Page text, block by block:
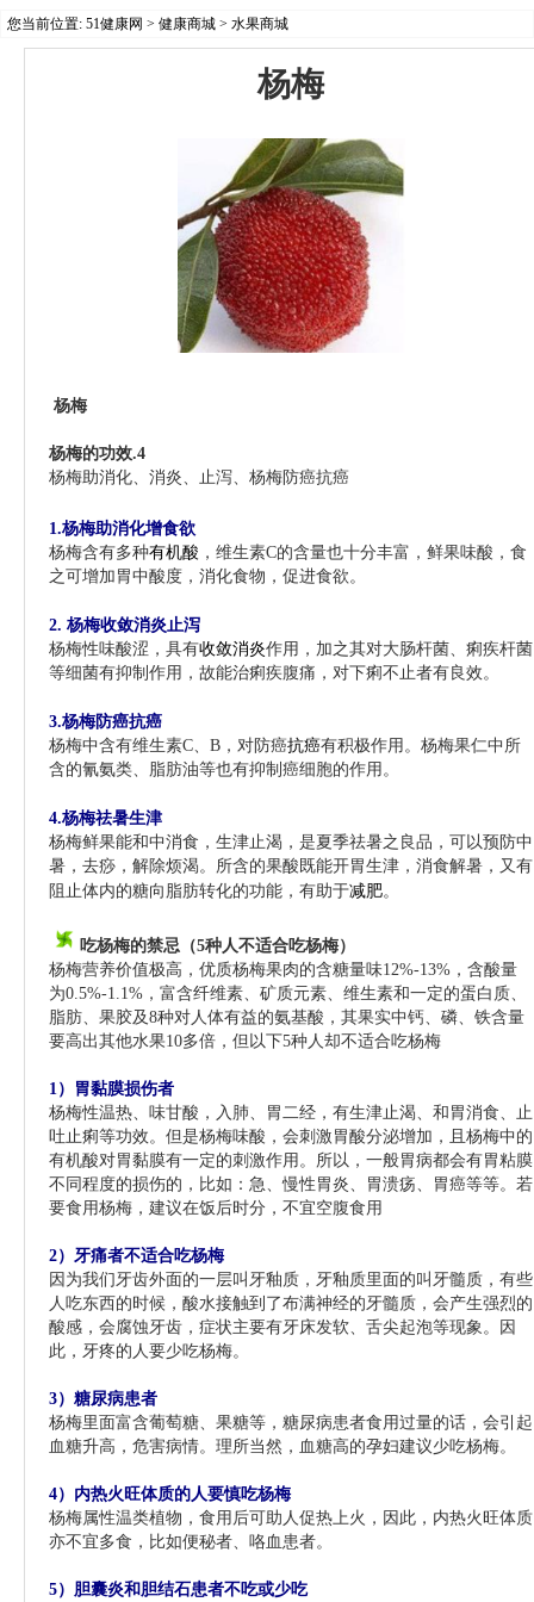
您当前位置: 51健康网 > 健康商城 > 水果商城
杨梅
杨梅
杨梅的功效.4
杨梅助消化、消炎、止泻、 杨梅防癌抗癌
1.杨梅助消化增食欲
杨梅含有多种有机酸 ，维生素C的含量也十分丰富，鲜果味酸，食
之可增加胃中酸度，消化食物，促进食欲。
2. 杨梅收敛消炎止泻
杨梅性味酸涩，具有收敛消炎作用，加之其对大肠杆菌、痢疾杆菌
等细菌有抑制作用，故能治痢疾腹痛，对下痢不止者有良效。
3.杨梅防癌抗癌
杨梅中含有维生素C、B，对防癌抗癌有积极作用。杨梅果仁中所
含的氰氨类、脂肪油等也有抑制癌细胞的作用。
4.杨梅祛暑生津
杨梅鲜果能和中消食，生津止渴，是夏季祛暑之良品，可以预防中
暑，去痧，解除烦渴。所含的果酸既能开胃生津，消食解暑，又有
阻止体内的糖向脂肪转化的功能，有助于减肥。
吃杨梅的禁忌（5种人不适合吃杨梅）
杨梅营养价值极高，优质杨梅果肉的含糖量味12%-13%，含酸量
为0.5%-1.1%，富含纤维素、矿质元素、维生素和一定的蛋白质、
脂肪、果胶及8种对人体有益的氨基酸，其果实中钙、磷、铁含量
要高出其他水果10多倍，但以下5种人却不适合吃杨梅
1）胃黏膜损伤者
杨梅性温热、味甘酸，入肺、胃二经，有生津止渴、和胃消食、止
吐止痢等功效。但是杨梅味酸，会刺激胃酸分泌增加，且杨梅中的
有机酸对胃黏膜有一定的刺激作用。所以，一般胃病都会有胃粘膜
不同程度的损伤的，比如：急、慢性胃炎、胃溃疡、胃癌等等。若
要食用杨梅，建议在饭后时分，不宜空腹食用
2）牙痛者不适合吃杨梅
因为我们牙齿外面的一层叫牙釉质，牙釉质里面的叫牙髓质，有些
人吃东西的时候，酸水接触到了布满神经的牙髓质，会产生强烈的
酸感，会腐蚀牙齿，症状主要有牙床发软、舌尖起泡等现象。因
此，牙疼的人要少吃杨梅。
3）糖尿病患者
杨梅里面富含葡萄糖、果糖等，糖尿病患者食用过量的话，会引起
血糖升高，危害病情。理所当然，血糖高的孕妇建议少吃杨梅。
4）内热火旺体质的人要慎吃杨梅
杨梅属性温类植物，食用后可助人促热上火，因此，内热火旺体质
亦不宜多食，比如便秘者、咯血患者。
5）胆囊炎和胆结石患者不吃或少吃